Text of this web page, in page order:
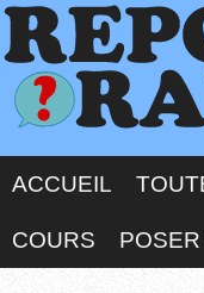
ACCUEIL
COURS